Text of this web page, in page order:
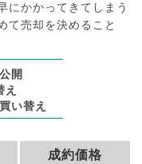
にかかってきてしまう
て売却を決めること
開
い替え
成約価格